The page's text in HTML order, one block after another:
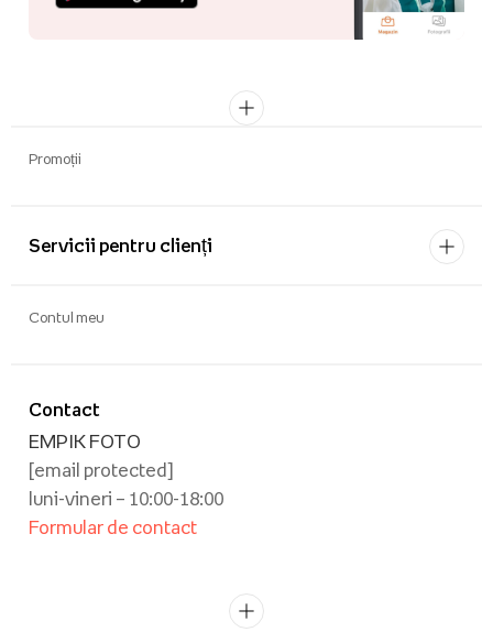
Promoții
Servicii pentru clienți
Contact
EMPIK FOTO
[email protected]
luni-vineri – 10:00-18:00
Formular de contact
Contul meu